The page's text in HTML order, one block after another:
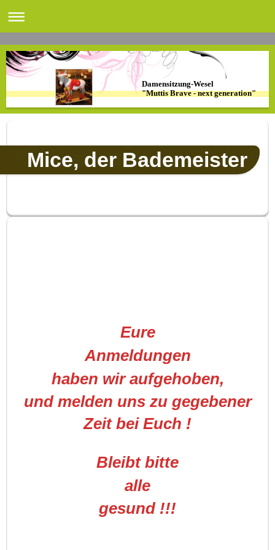
Damensitzung-Wesel
"Muttis Brave - next generation"
Mice, der Bademeister
Eure
Anmeldungen
haben wir aufgehoben,
und melden uns zu gegebener
Zeit bei Euch !
Bleibt bitte
alle
gesund !!!